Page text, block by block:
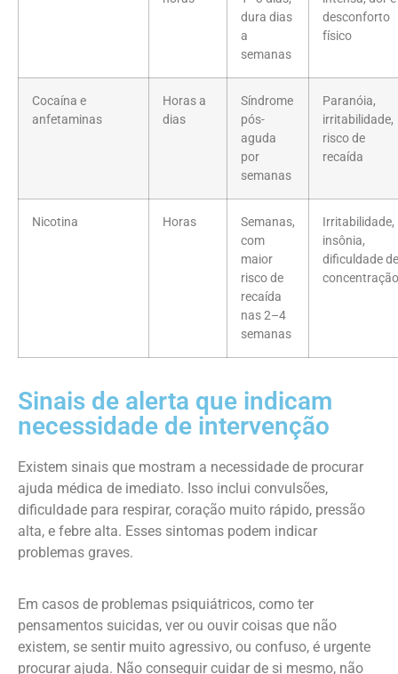
dura dias
a
semanas
desconforto
físico
Cocaína e
anfetaminas
Horas a
dias
Síndrome
pós-
aguda
por
semanas
Paranóia,
irritabilidade,
risco de
recaída
Nicotina Horas
Semanas,
com
maior
risco de
recaída
nas 2–4
semanas
Irritabilidade,
insônia,
dificuldade de
concentração
Sinais de alerta que indicam
necessidade de intervenção
Existem sinais que mostram a necessidade de procurar
ajuda médica de imediato. Isso inclui convulsões,
dificuldade para respirar, coração muito rápido, pressão
alta, e febre alta. Esses sintomas podem indicar
problemas graves.
Em casos de problemas psiquiátricos, como ter
pensamentos suicidas, ver ou ouvir coisas que não
existem, se sentir muito agressivo, ou confuso, é urgente
procurar ajuda. Não conseguir cuidar de si mesmo, não